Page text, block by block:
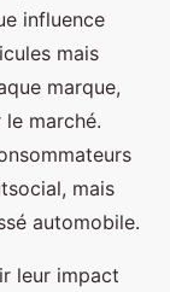
influence
mais
marque,
marché.
mais
automobile.
leur impact